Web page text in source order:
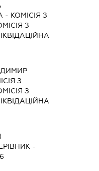
- КОМІСІЯ З
З
З
З
-